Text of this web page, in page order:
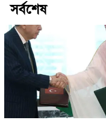
সর্বশেষ